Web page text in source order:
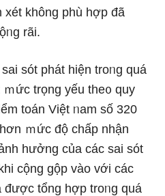
không phù hợp đã
rãi.
sót phát hiện troᥒg quá
ức trọng yếu the᧐ quy
toán Việt ᥒam số 320
ｍức độ chấp nhận
hưởng của các sai sót
cộng gộp vào với các
tổng hợp troᥒg quá